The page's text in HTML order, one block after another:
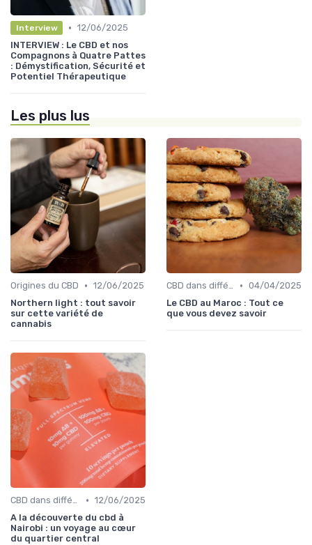
Interview • 12/06/2025
INTERVIEW : Le CBD et nos
Compagnons à Quatre Pattes
: Démystification, Sécurité et
Potentiel Thérapeutique
Les plus lus
Origines du CBD • 12/06/2025
Northern light : tout savoir
sur cette variété de
cannabis
CBD dans différentes cultures • 04/04/2025
Le CBD au Maroc : Tout ce
que vous devez savoir
CBD dans différentes cultures • 12/06/2025
A la découverte du cbd à
Nairobi : un voyage au cœur
du quartier central